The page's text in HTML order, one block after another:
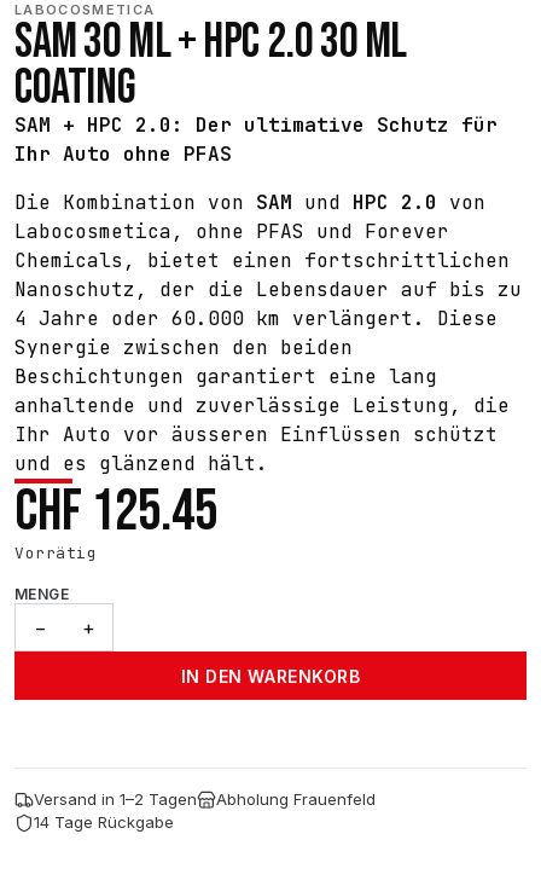
LABOCOSMETICA
SAM 30 ML + HPC 2.0 30 ML
COATING
SAM + HPC 2.0: Der ultimative Schutz für
Ihr Auto ohne PFAS
Die Kombination von SAM und HPC 2.0 von
Labocosmetica, ohne PFAS und Forever
Chemicals, bietet einen fortschrittlichen
Nanoschutz, der die Lebensdauer auf bis zu
4 Jahre oder 60.000 km verlängert. Diese
Synergie zwischen den beiden
Beschichtungen garantiert eine lang
anhaltende und zuverlässige Leistung, die
Ihr Auto vor äusseren Einflüssen schützt
und es glänzend hält.
CHF 125.45
Vorrätig
MENGE
−
30
ML
COATING
+
IN DEN WARENKORB
Versand in 1–2 Tagen
Abholung Frauenfeld
14 Tage Rückgabe